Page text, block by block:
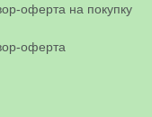
оферта на покупку
оферта